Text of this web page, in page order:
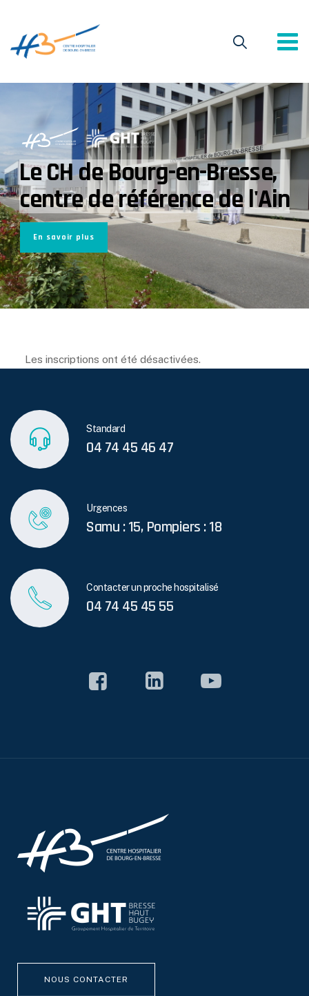
Le CH de Bourg-en-Bresse,
centre de référence de l'Ain
En savoir plus
Les inscriptions ont été désactivées.
Standard
04 74 45 46 47
Urgences
Samu : 15, Pompiers : 18
Contacter un proche hospitalisé
04 74 45 45 55
NOUS CONTACTER